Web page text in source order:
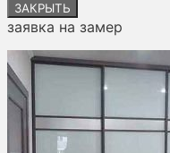
ЗАКРЫТЬ
заявка на замер